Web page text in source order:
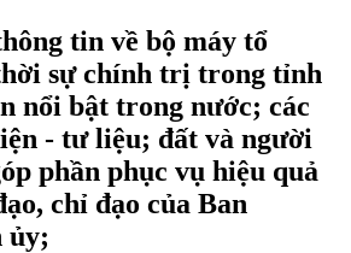
tin về bộ máy tổ
sự chính trị trong tỉnh
nổi bật trong nước; các
- tư liệu; đất và người
phần phục vụ hiệu quả
chỉ đạo của Ban
ủy;